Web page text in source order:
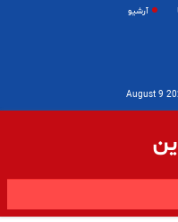
آرشیو
2026